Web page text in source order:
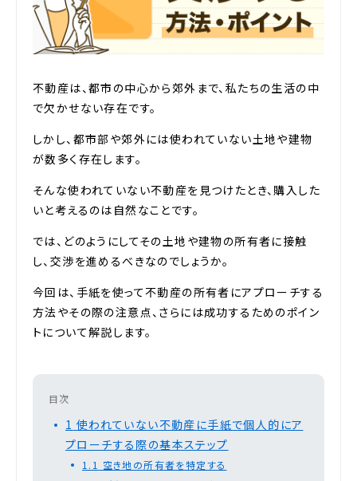
不動産は、都市の中心から郊外まで、私たちの生活の中
で欠かせない存在です。
しかし、都市部や郊外には使われていない土地や建物
が数多く存在します。
そんな使われていない不動産を見つけたとき、購入した
いと考えるのは自然なことです。
では、どのようにしてその土地や建物の所有者に接触
し、交渉を進めるべきなのでしょうか。
今回は、手紙を使って不動産の所有者にアプローチする
方法やその際の注意点、さらには成功するためのポイン
トについて解説します。
目次
1 使われていない不動産に手紙で個人的にア
プローチする際の基本ステップ
1.1 空き地の所有者を特定する